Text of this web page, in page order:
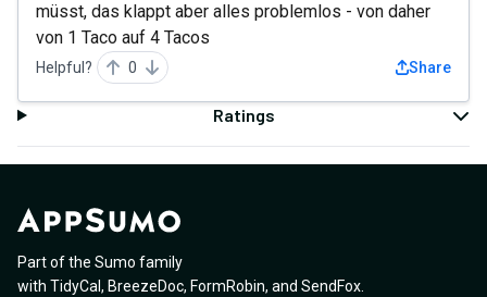
müsst, das klappt aber alles problemlos - von daher
von 1 Taco auf 4 Tacos
Helpful? 0 Share
Ratings
Part of the Sumo family
with TidyCal , BreezeDoc, FormRobin, and SendFox